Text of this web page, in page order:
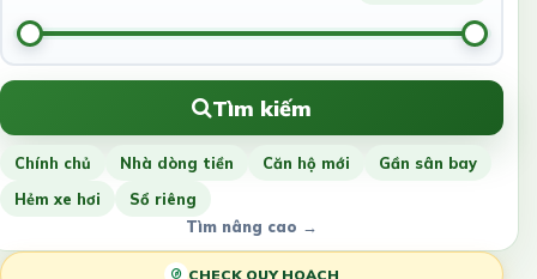
Tìm kiếm
Chính chủ Nhà dòng tiền Căn hộ mới
Gần sân bay
Hẻm xe hơi
Sổ riêng
Tìm nâng cao →
CHECK QUY HOẠCH